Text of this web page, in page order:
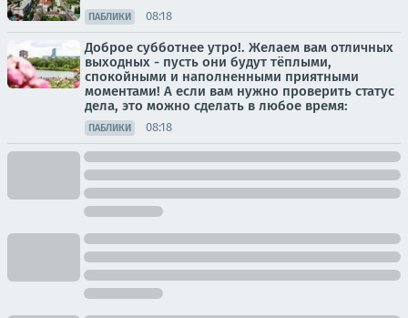
ПАБЛИКИ 08:18
Доброе субботнее утро!. Желаем вам отличных
выходных - пусть они будут тёплыми,
спокойными и наполненными приятными
моментами! А если вам нужно проверить статус
дела, это можно сделать в любое время:
ПАБЛИКИ 08:18